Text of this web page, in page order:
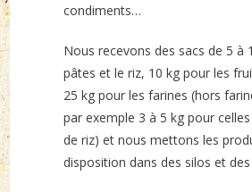
condiments…
Nous recevons des sacs de 5 à
pâtes et le riz, 10 kg pour les
25 kg pour les farines (hors
par exemple 3 à 5 kg pour
de riz) et nous mettons les
disposition dans des silos et des